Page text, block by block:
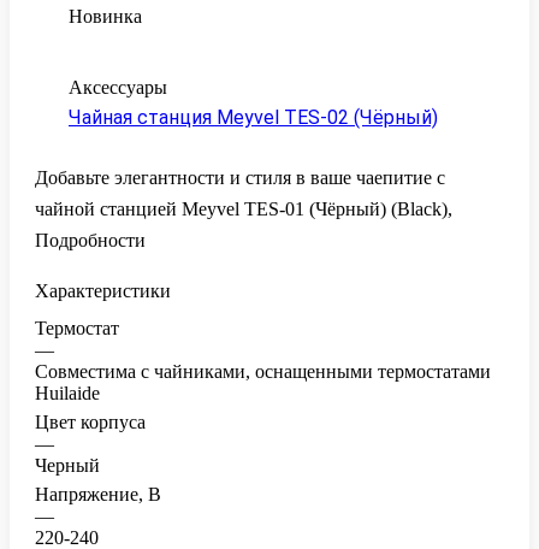
Новинка
Аксессуары
Чайная станция Meyvel TES-02 (Чёрный)
Добавьте элегантности и стиля в ваше чаепитие с
чайной станцией Meyvel TES-01 (Чёрный) (Black),
Подробности
Характеристики
Термостат
—
Совместима с чайниками, оснащенными термостатами
Huilaide
Цвет корпуса
—
Черный
Напряжение, В
—
220-240